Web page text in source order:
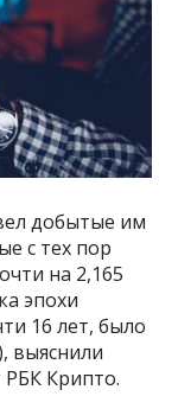
добытые им
с тех пор
на 2,165
эпохи
16 лет, было
выяснили
РБК Крипто.